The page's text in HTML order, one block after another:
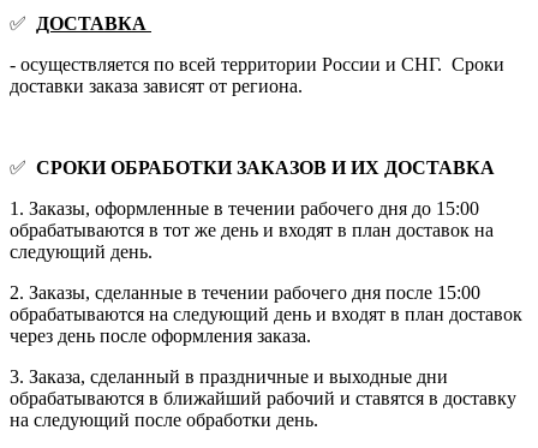
✅
ДОСТАВКА
- осуществляется по всей территории России и СНГ. Сроки
доставки заказа зависят от региона.
✅ СРОКИ ОБРАБОТКИ ЗАКАЗОВ И ИХ ДОСТАВКА
1. Заказы, оформленные в течении рабочего дня до 15:00
обрабатываются в тот же день и входят в план доставок на
следующий день.
2. Заказы, сделанные в течении рабочего дня после 15:00
обрабатываются на следующий день и входят в план доставок
через день после оформления заказа.
3. Заказа, сделанный в праздничные и выходные дни
обрабатываются в ближайший рабочий и ставятся в доставку
на следующий после обработки день.